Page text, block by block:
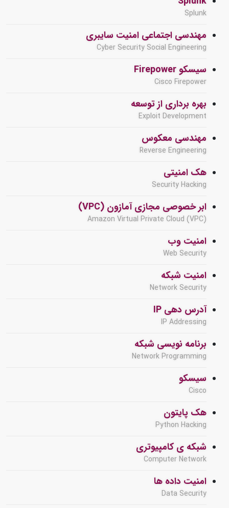
Splunk
مهندسی اجتماعی امنیت سایبری
Cyber Security Social Engineering
سیسکو Firepower
Cisco Firepower
بهره برداری از توسعه
Exploit Development
مهندسی معکوس
Reverse Engineering
هک امنیتی
Security Hacking
ابر خصوصی مجازی آمازون (VPC)
Amazon Virtual Private Cloud (VPC)
امنیت وب
Web Security
امنیت شبکه
Network Security
آدرس دهی IP
IP Addressing
برنامه نویسی شبکه
Network Programming
سیسکو
Cisco
هک پایتون
Python Hacking
شبکه ی کامپیوتری
Computer Network
امنیت داده ها
Data Security